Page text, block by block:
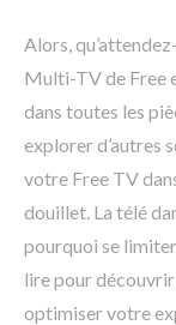
Alors,
Multi-TV de Free
dans toutes les
explorer d’autres
votre Free TV
douillet. La télé
pourquoi se
lire pour découvrir
optimiser votre